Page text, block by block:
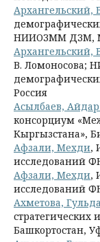
НИИОЗММ ДЗМ,
В. Ломоносова;
Роcсия
Асылбаев,
консорциум
Кыргызстана»,
Афзали, Мехди,
исследований
Афзали, Мехди,
исследований
Ахметова,
стратегических
Башкортостан,